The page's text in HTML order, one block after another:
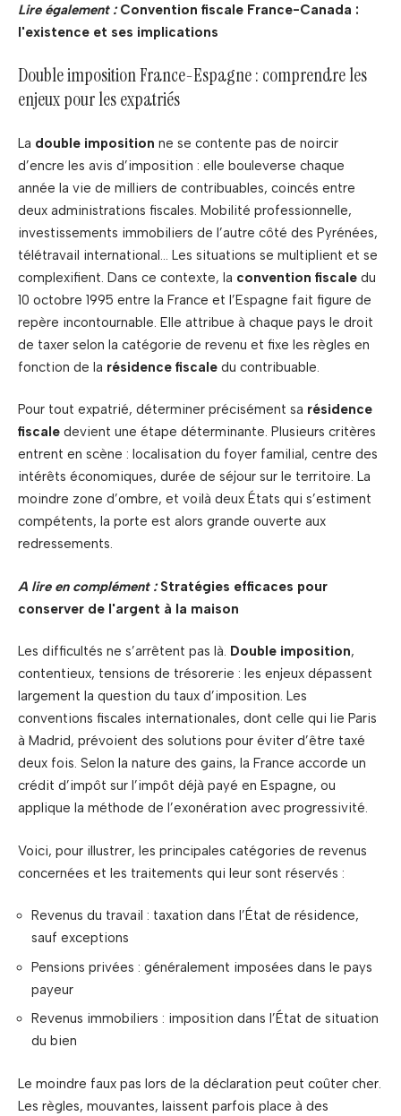
Lire également : Convention fiscale France-Canada :
l'existence et ses implications
Double imposition France-Espagne : comprendre les
enjeux pour les expatriés
La double imposition ne se contente pas de noircir
d’encre les avis d’imposition : elle bouleverse chaque
année la vie de milliers de contribuables, coincés entre
deux administrations fiscales. Mobilité professionnelle,
investissements immobiliers de l’autre côté des Pyrénées,
télétravail international… Les situations se multiplient et se
complexifient. Dans ce contexte, la convention fiscale du
10 octobre 1995 entre la France et l’Espagne fait figure de
repère incontournable. Elle attribue à chaque pays le droit
de taxer selon la catégorie de revenu et fixe les règles en
fonction de la résidence fiscale du contribuable.
Pour tout expatrié, déterminer précisément sa résidence
fiscale devient une étape déterminante. Plusieurs critères
entrent en scène : localisation du foyer familial, centre des
intérêts économiques, durée de séjour sur le territoire. La
moindre zone d’ombre, et voilà deux États qui s’estiment
compétents, la porte est alors grande ouverte aux
redressements.
A lire en complément : Stratégies efficaces pour
conserver de l'argent à la maison
Les difficultés ne s’arrêtent pas là. Double imposition,
contentieux, tensions de trésorerie : les enjeux dépassent
largement la question du taux d’imposition. Les
conventions fiscales internationales, dont celle qui lie Paris
à Madrid, prévoient des solutions pour éviter d’être taxé
deux fois. Selon la nature des gains, la France accorde un
crédit d’impôt sur l’impôt déjà payé en Espagne, ou
applique la méthode de l’exonération avec progressivité.
Voici, pour illustrer, les principales catégories de revenus
concernées et les traitements qui leur sont réservés :
Revenus du travail : taxation dans l’État de résidence,
sauf exceptions
Pensions privées : généralement imposées dans le pays
payeur
Revenus immobiliers : imposition dans l’État de situation
du bien
Le moindre faux pas lors de la déclaration peut coûter cher.
Les règles, mouvantes, laissent parfois place à des